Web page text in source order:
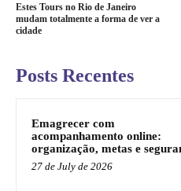
Estes Tours no Rio de Janeiro
mudam totalmente a forma de ver a
cidade
Posts Recentes
Emagrecer com
acompanhamento online:
organização, metas e
27 de July de 2026